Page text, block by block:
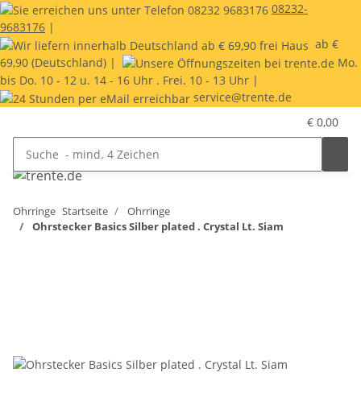
08232-
9683176 |
ab €
69,90 (Deutschland) |
Mo.
bis Do. 10 - 12 u. 14 - 16 Uhr . Frei. 10 - 13 Uhr |
service@trente.de
€ 0,00
Ohrringe Startseite
Ohrringe
Ohrstecker Basics Silber plated . Crystal Lt. Siam